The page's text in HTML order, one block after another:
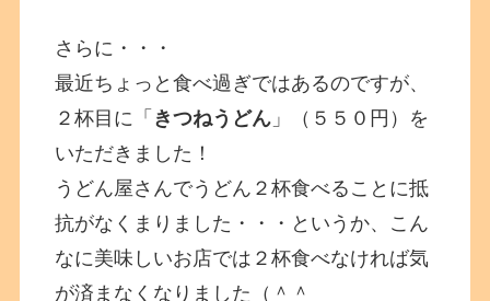
さらに・・・
最近ちょっと食べ過ぎではあるのですが、
２杯目に「 きつねうどん 」（５５０円）を
いただきました！
うどん屋さんでうどん２杯食べることに抵
抗がなくまりました・・・というか、こん
なに美味しいお店では２杯食べなければ気
が済まなくなりました（＾＾